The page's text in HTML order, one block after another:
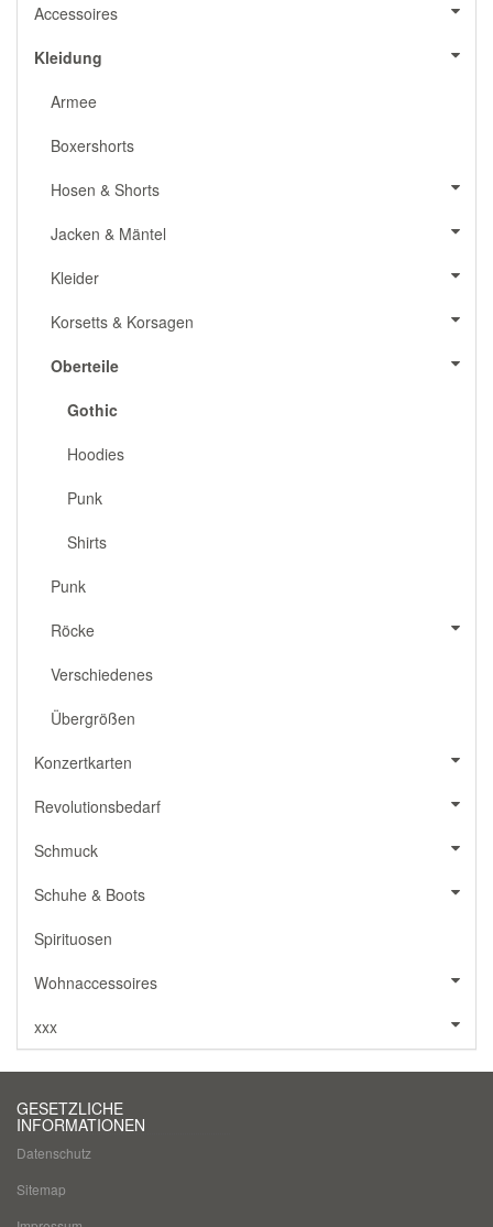
Accessoires
Kleidung
Armee
Boxershorts
Hosen & Shorts
Jacken & Mäntel
Kleider
Korsetts & Korsagen
Oberteile
Gothic
Hoodies
Punk
Shirts
Punk
Röcke
Verschiedenes
Übergrößen
Konzertkarten
Revolutionsbedarf
Schmuck
Schuhe & Boots
Spirituosen
Wohnaccessoires
xxx
GESETZLICHE
INFORMATIONEN
Datenschutz
Sitemap